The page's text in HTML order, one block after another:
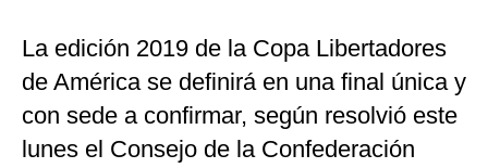
La edición 2019 de la Copa Libertadores
de América se definirá en una final única y
con sede a confirmar, según resolvió este
lunes el Consejo de la Confederación